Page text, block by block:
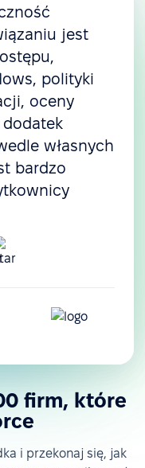
jest
polityki
oceny
własnych
bardzo
firm, które
i przekonaj się, jak